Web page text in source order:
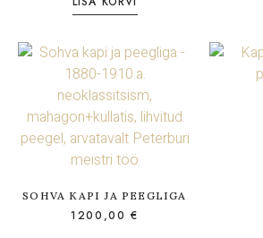
SOHVA KAPI JA PEEGLIGA
1200,00€